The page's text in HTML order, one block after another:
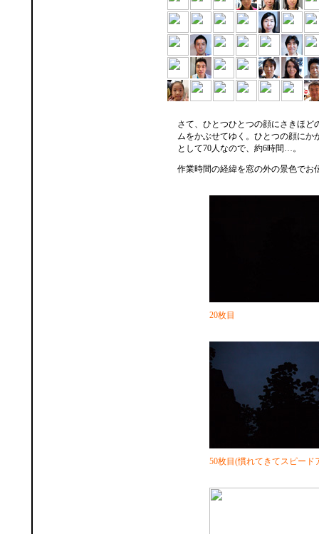
さて、ひとつひとつの顔にさきほど
ムをかぶせてゆく。ひとつの顔にか
として70人なので、約6時間…。
作業時間の経緯を窓の外の景色でお
20枚目
50枚目(慣れてきてスピード